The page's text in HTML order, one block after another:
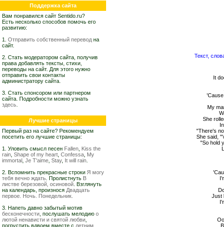
Поддержка сайта
Вам понравился сайт Sentido.ru?
Есть несколько способов помочь его
развитию:
1. Отправить собственный перевод на
сайт.
2. Стать модератором сайта, получив
права добавлять тексты, стихи,
переводы на сайт. Для этого нужно
отправить свои контакты
администратору сайта.
3. Стать спонсором или партнером
сайта. Подробности можно узнать
здесь
Лучшие страницы
Первый раз на сайте? Рекомендуем
посетить его лучшие страницы:
1. Уловить смысл песен Fallen Kiss the
rain Shape of my heart Confessa My
immortal Je T'aime Stay, It will rain
2. Вспомнить прекрасные строки Я могу
тебя вечно ждать . Пролистнуть В
листве березовой, осиновой . Взглянуть
на календарь, произнося Двадцать
первое. Ночь. Понедельник.
3. Напеть давно забытый мотив
бесконечности , послушать мелодию о
лютой ненависти и святой любви
погрустить вдвоем вместе с летним
Текст,
It
My
She
"There's
She said,
"So hold
Just